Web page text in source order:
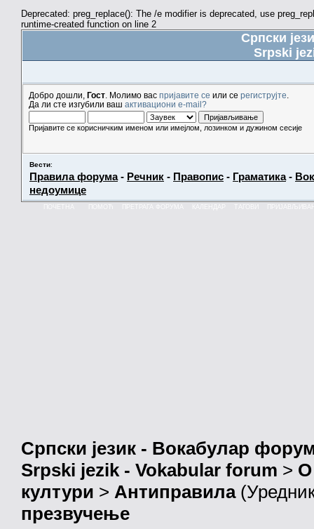
Deprecated: preg_replace(): The /e modifier is deprecated, use
runtime-created function on line 2
Српски
Srpski
Добро дошли, Гост . Молимо вас пријавите се или се региструјте
Да ли сте изгубили ваш активациони e-mail?
Пријавите се корисничким именом или имејлом, лозинком и дужином сесије
Вести:
Правила форума- Речник - Правопис - Граматика-
недоумице
КАЛЕНДАР
Српски језик - Вокабулар
Srpski jezik - Vokabular forum > О
култури > Антиправила
презвучење